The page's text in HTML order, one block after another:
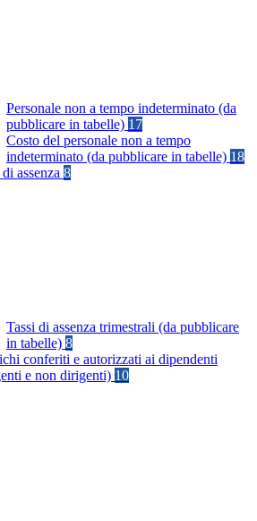
Personale non a tempo indeterminato (da
pubblicare in tabelle) 17
Costo del personale non a tempo
indeterminato (da pubblicare in tabelle) 18
assenza 8
Tassi di assenza trimestrali (da pubblicare
in tabelle) 8
conferiti e autorizzati ai dipendenti
e non dirigenti) 10